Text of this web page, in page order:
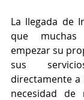
La llegada de
que muchas
empezar su
sus
directamente